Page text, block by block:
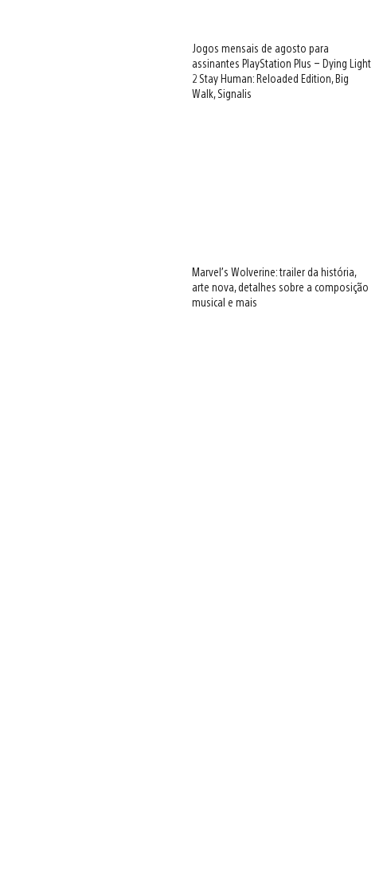
Jogos mensais de agosto para
assinantes PlayStation Plus – Dying Light
2 Stay Human: Reloaded Edition, Big
Walk, Signalis
Marvel’s Wolverine: trailer da história,
arte nova, detalhes sobre a composição
musical e mais